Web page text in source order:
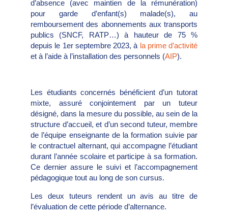
d’absence (avec maintien de la rémunération)
pour garde d’enfant(s) malade(s), au
remboursement des abonnements aux transports
publics (SNCF, RATP…) à hauteur de 75 %
depuis le 1er septembre 2023, à la prime d’activité
et à l’aide à l’installation des personnels (AIP).
Les étudiants concernés bénéficient d’un tutorat
mixte, assuré conjointement par un tuteur
désigné, dans la mesure du possible, au sein de la
structure d’accueil, et d’un second tuteur, membre
de l’équipe enseignante de la formation suivie par
le contractuel alternant, qui accompagne l’étudiant
durant l’année scolaire et participe à sa formation.
Ce dernier assure le suivi et l’accompagnement
pédagogique tout au long de son cursus.
Les deux tuteurs rendent un avis au titre de
l’évaluation de cette période d’alternance.